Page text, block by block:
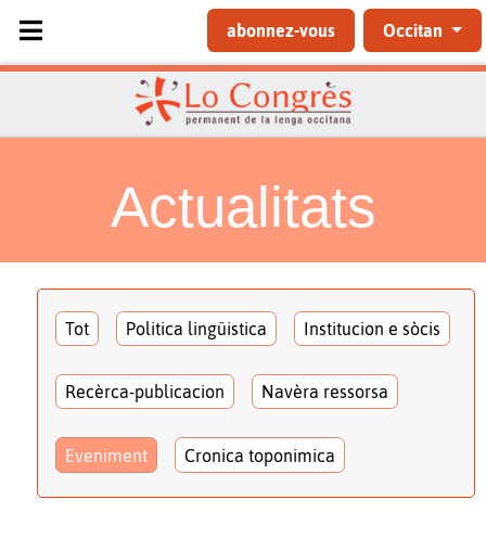
Sélectionnez votre langue
abonnez-vous Occitan
Actualitats
Tot Politica lingüistica Institucion e sòcis
Recèrca-publicacion Navèra ressorsa
Eveniment Cronica toponimica